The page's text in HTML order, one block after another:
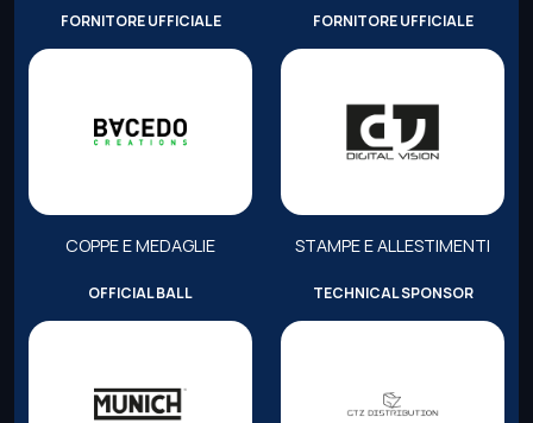
FORNITORE UFFICIALE
COPPE E MEDAGLIE
FORNITORE UFFICIALE
STAMPE E ALLESTIMENTI
OFFICIAL BALL TECHNICAL SPONSOR